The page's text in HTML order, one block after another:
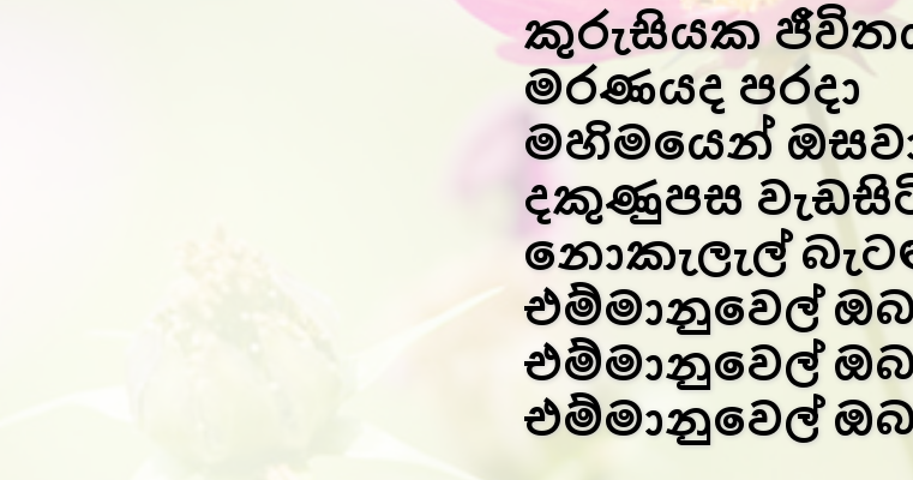
කුරුසියක
මරණයද පරදා
මහිමයෙන්
දකුණුපස
නොකැලැල්
එම්මානුවෙල්
එම්මානුවෙල්
එම්මානුවෙල්